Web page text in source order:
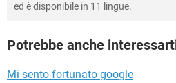
ed è disponibile in 11 lingue.
Potrebbe anche
Mi sento fortunato google